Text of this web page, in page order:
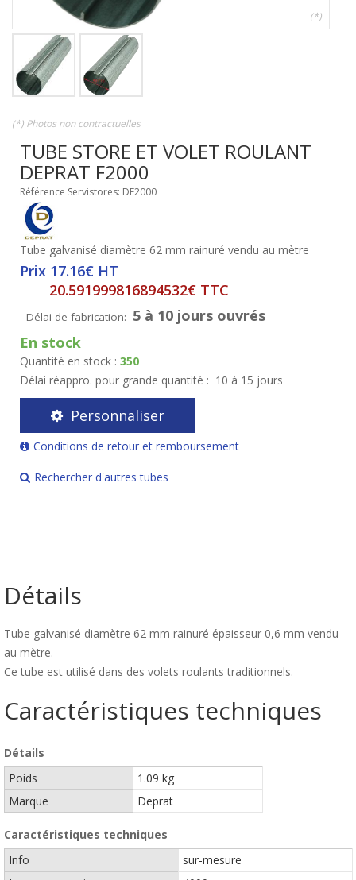
(*)
(*) Photos non contractuelles
TUBE STORE ET VOLET ROULANT
DEPRAT F2000
Référence Servistores: DF2000
Tube galvanisé diamètre 62 mm rainuré vendu au mètre
Prix 17.16€ HT
20.591999816894532€ TTC
Délai de fabrication: 5 à 10 jours ouvrés
En stock
Quantité en stock : 350
Délai réappro. pour grande quantité : 10 à 15 jours
Personnaliser
Conditions de retour et remboursement
Rechercher d'autres tubes
Détails
Tube galvanisé diamètre 62 mm rainuré épaisseur 0,6 mm vendu
au mètre.
Ce tube est utilisé dans des volets roulants traditionnels.
Caractéristiques techniques
Détails
Poids
1.09 kg
Marque
Deprat
Caractéristiques techniques
Info
sur-mesure